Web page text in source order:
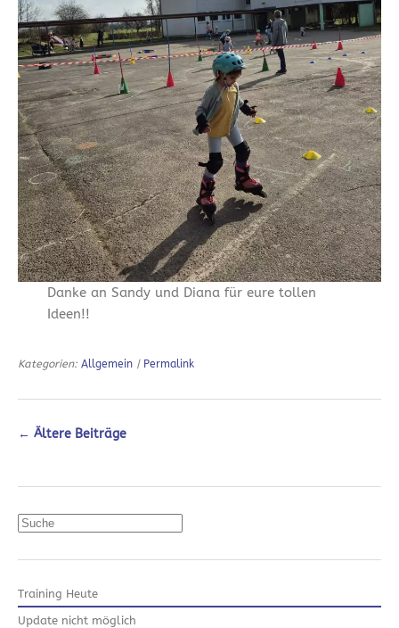
Danke an Sandy und Diana für eure tollen
Ideen!!
Kategorien: Allgemein | Permalink
← Ältere Beiträge
Suchen
Training Heute
Update nicht möglich